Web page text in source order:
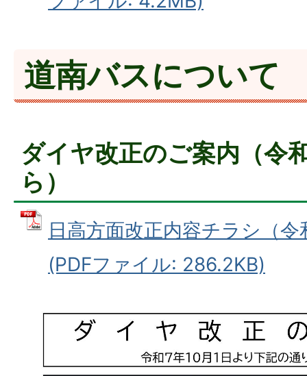
道南バスについて
ダイヤ改正のご案内（令
ら）
日高方面改正内容チラシ（
(PDFファイル: 286.2KB)